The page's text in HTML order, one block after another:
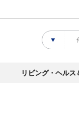
リビング・ヘル